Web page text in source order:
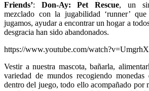
Friends’: Don-Ay: Pet Rescue, un
mezclado con la jugabilidad ‘runner’
jugamos, ayudar a encontrar un hogar a
desgracia han sido abandonados.
https://www.youtube.com/
Vestir a nuestra mascota, bañarla,
variedad de mundos recogiendo monedas
dentro del juego, todo ello acompañado por